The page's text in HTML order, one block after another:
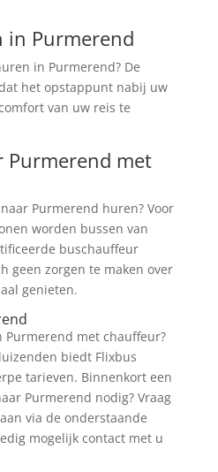
in Purmerend
in Purmerend? De
het opstappunt nabij uw
van uw reis te
Purmerend met
Purmerend huren? Voor
worden bussen van
buschauffeur
geen zorgen te maken over
genieten.
met chauffeur?
biedt Flixbus
tarieven. Binnenkort een
Purmerend nodig? Vraag
via de onderstaande
mogelijk contact met u